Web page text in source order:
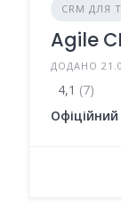
CRM ДЛЯ
Agile
ДОДАНО
4,1 (7)